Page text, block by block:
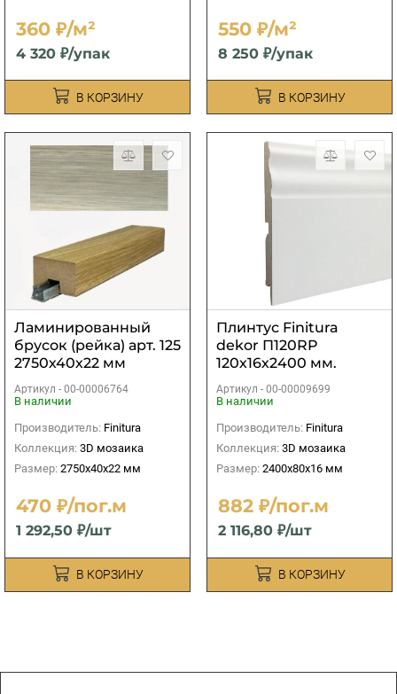
360 ₽/м²
4 320 ₽/упак
В КОРЗИНУ
550 ₽/м²
8 250 ₽/упак
В КОРЗИНУ
Ламинированный
брусок (рейка) арт. 125
2750х40х22 мм
Артикул - 00-00006764
В наличии
Производитель: Finitura
Коллекция: 3D мозаика
Размер: 2750х40х22 мм
470 ₽/пог.м
1 292,50 ₽/шт
В КОРЗИНУ
Плинтус Finitura
dekor П120RP
120х16х2400 мм.
Артикул - 00-00009699
В наличии
Производитель: Finitura
Коллекция: 3D мозаика
Размер: 2400х80х16 мм
882 ₽/пог.м
2 116,80 ₽/шт
В КОРЗИНУ